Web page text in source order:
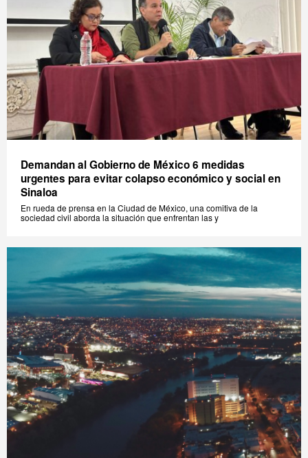
Demandan al Gobierno de México 6 medidas
urgentes para evitar colapso económico y social en
Sinaloa
En rueda de prensa en la Ciudad de México, una comitiva de la
sociedad civil aborda la situación que enfrentan las y